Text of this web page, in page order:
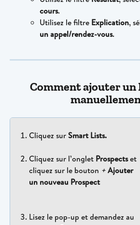
cours.
Utilisez le filtre Explication,
un appel/rendez-vous.
Comment ajouter un
Cliquez sur Smart Lists.
Cliquez sur l’onglet Prospects et
cliquez sur le bouton + Ajouter
un nouveau Prospect
Lisez le pop-up et demandez au